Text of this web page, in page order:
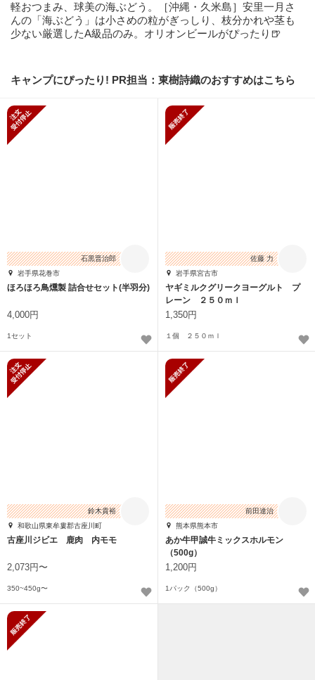
軽おつまみ、球美の海ぶどう。［沖縄・久米島］安里一月さ
んの「海ぶどう」は小さめの粒がぎっしり、枝分かれや茎も
少ない厳選したA級品のみ。オリオンビールがぴったり🍺
キャンプにぴったり! PR担当：東樹詩織のおすすめはこちら
石黒晋治郎
岩手県花巻市
ほろほろ鳥燻製 詰合せセット(半羽分)
4,000円
1セット
佐藤 力
岩手県宮古市
ヤギミルクグリークヨーグルト プ
レーン ２５０ｍｌ
1,350円
１個 ２５０ｍｌ
鈴木貴裕
和歌山県東牟婁郡古座川町
古座川ジビエ 鹿肉 内モモ
2,073円〜
350~450g〜
前田達治
熊本県熊本市
あか牛甲誠牛ミックスホルモン
（500g）
1,200円
1パック（500g）